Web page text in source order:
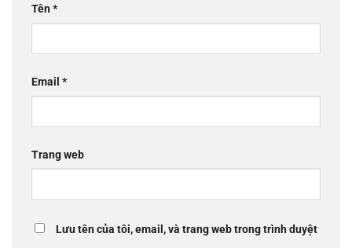
Tên*
Email *
Trang web
Lưu tên của tôi, email, và trang web trong trình duyệt